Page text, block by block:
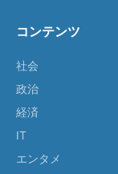
コンテンツ
社会
政治
経済
IT
エンタメ